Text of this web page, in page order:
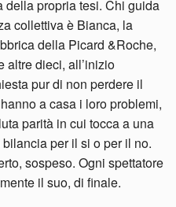
della propria tesi. Chi guida
collettiva è Bianca, la
della Picard &Roche,
altre dieci, all’inizio
pur di non perdere il
a casa i loro problemi,
parità in cui tocca a una
per il si o per il no.
sospeso. Ogni spettatore
il suo, di finale.